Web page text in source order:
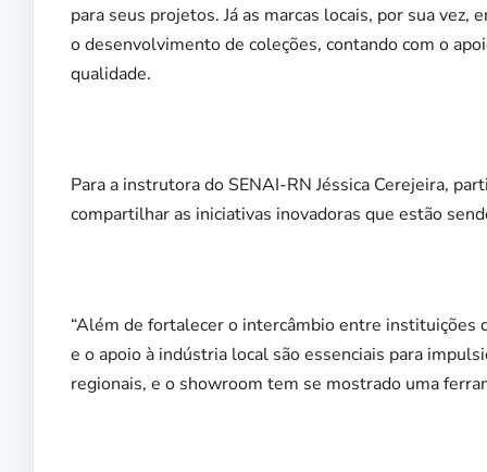
para seus projetos. Já as marcas locais, por sua
o desenvolvimento de coleções, contando com o
qualidade.
Para a instrutora do SENAI-RN Jéssica Cerejeira,
compartilhar as iniciativas inovadoras que estão
“Além de fortalecer o intercâmbio entre instituições
e o apoio à indústria local são essenciais para
regionais, e o showroom tem se mostrado uma